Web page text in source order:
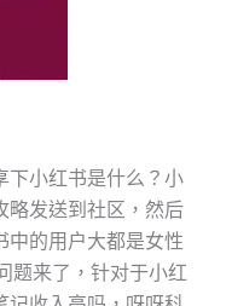
下小红书是什么？小
略发送到社区，然后
中的用户大都是女性
题来了，针对于小红